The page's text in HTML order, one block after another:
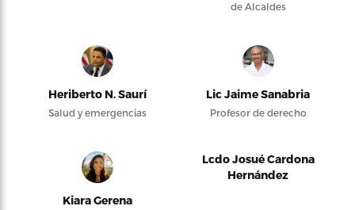
de Alcaldes
Heriberto N. Saurí
Salud y emergencias
Lic Jaime Sanabria
Profesor de derecho
Kiara Gerena
Lcdo Josué Cardona
Hernández